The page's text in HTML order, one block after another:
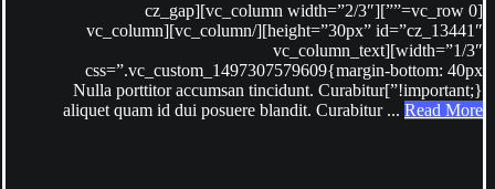
[vc_row 0=””][vc_column width=”2/3″][cz_gap
height=”30px” id=”cz_13441″][/vc_column][vc_column
width=”1/3″][vc_column_text
css=”.vc_custom_1497307579609{margin-bottom: 40px
!important;}”]Nulla porttitor accumsan tincidunt. Curabitur
aliquet quam id dui posuere blandit. Curabitur ... Read More